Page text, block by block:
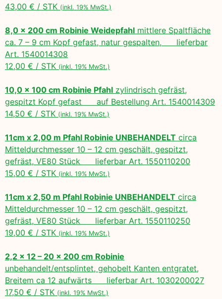
43,00 € / STK (inkl. 19% MwSt.)
8,0 x 200 cm Robinie Weidepfahl mittlere Spaltfläche
ca. 7 – 9 cm Kopf gefast, natur gespalten, lieferbar
Art. 1540014308
12,00 € / STK (inkl. 19% MwSt.)
10,0 x 100 cm Robinie Pfahl zylindrisch gefräst,
gespitzt Kopf gefast auf Bestellung Art. 1540014309
14,50 € / STK (inkl. 19% MwSt.)
11cm x 2,00 m Pfahl Robinie UNBEHANDELT circa
Mitteldurchmesser 10 – 12 cm geschält, gespitzt,
gefräst, VE80 Stück lieferbar Art. 1550110200
15,00 € / STK (inkl. 19% MwSt.)
11cm x 2,50 m Pfahl Robinie UNBEHANDELT circa
Mitteldurchmesser 10 – 12 cm geschält, gespitzt,
gefräst, VE80 Stück lieferbar Art. 1550110250
19,00 € / STK (inkl. 19% MwSt.)
2,2 x 12 – 20 x 200 cm Robinie
unbehandelt/entsplintet, gehobelt Kanten entgratet,
Breitem ca 12 aufwärts lieferbar Art. 1030200027
17,50 € / STK (inkl. 19% MwSt.)